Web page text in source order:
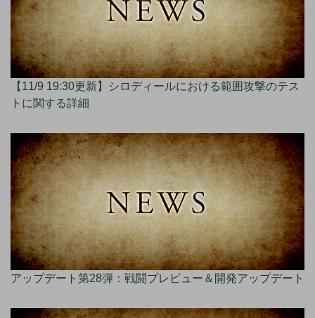
【11/9 19:30更新】シロディールにおける範囲攻撃のテス
トに関する詳細
アップデート第28弾：戦闘プレビュー＆開発アップデート